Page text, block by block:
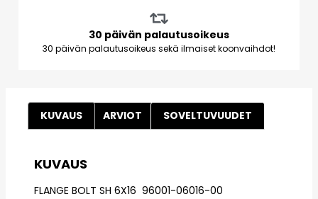
30 päivän palautusoikeus
30 päivän palautusoikeus sekä ilmaiset koonvaihdot!
KUVAUS ARVIOT SOVELTUVUUDET
KUVAUS
FLANGE BOLT SH 6X16 96001-06016-00